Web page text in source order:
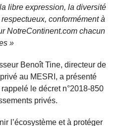
libre expression, la diversité
conformément à
NotreContinent.com chacun
»
Benoît Tine, directeur de
au MESRI, a présenté
le décret n°2018-850
privés.
l’écosystème et à protéger